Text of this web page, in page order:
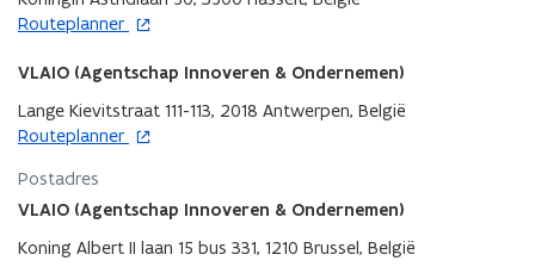
r
e
n
s
t
e
r
e
w
e
n
s
t
e
r
t
i
n
i
e
w
v
n
Routeplanner
o
e
t
i
n
e
VLAIO (Agentschap Innoveren & Ondernemen)
Lange Kievitstraat 111-113, 2018 Antwerpen, België
Routeplanner
o
e
n
i
Postadres
VLAIO (Agentschap Innoveren & Ondernemen)
Koning Albert II laan 15 bus 331, 1210 Brussel, België